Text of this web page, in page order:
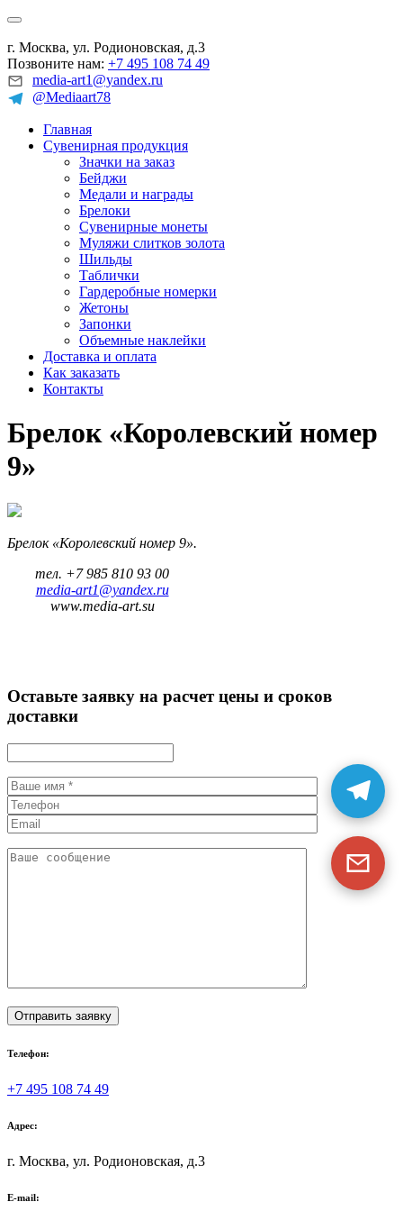
г. Москва, ул. Родионовская, д.3
Позвоните нам: +7 495 108 74 49
media-art1@yandex.ru
@Mediaart78
Главная
Сувенирная продукция
Значки на заказ
Бейджи
Медали и награды
Брелоки
Сувенирные монеты
Муляжи слитков золота
Шильды
Таблички
Гардеробные номерки
Жетоны
Запонки
Объемные наклейки
Доставка и оплата
Как заказать
Контакты
Брелок «Королевский номер
9»
Брелок «Королевский номер 9».
тел. +7 985 810 93 00
media-art1@yandex.ru
www.media-art.su
Оставьте заявку на расчет цены и сроков
доставки
Телефон:
+7 495 108 74 49
Адрес:
г. Москва, ул. Родионовская, д.3
E-mail: